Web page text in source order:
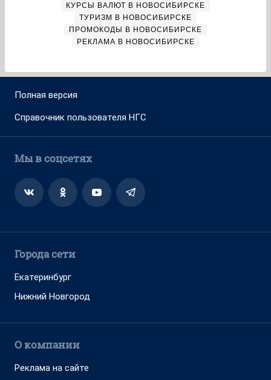
КУРСЫ ВАЛЮТ В НОВОСИБИРСКЕ
ТУРИЗМ В НОВОСИБИРСКЕ
ПРОМОКОДЫ В НОВОСИБИРСКЕ
РЕКЛАМА В НОВОСИБИРСКЕ
Полная версия
Справочник пользователя НГС
Мы в соцсетях
Города сети
Екатеринбург
Нижний Новгород
О компании
Реклама на сайте